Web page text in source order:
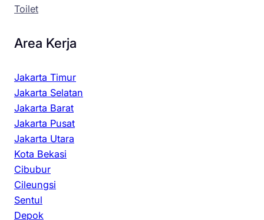
Toilet
Area Kerja
Jakarta Timur
Jakarta Selatan
Jakarta Barat
Jakarta Pusat
Jakarta Utara
Kota Bekasi
Cibubur
Cileungsi
Sentul
Depok